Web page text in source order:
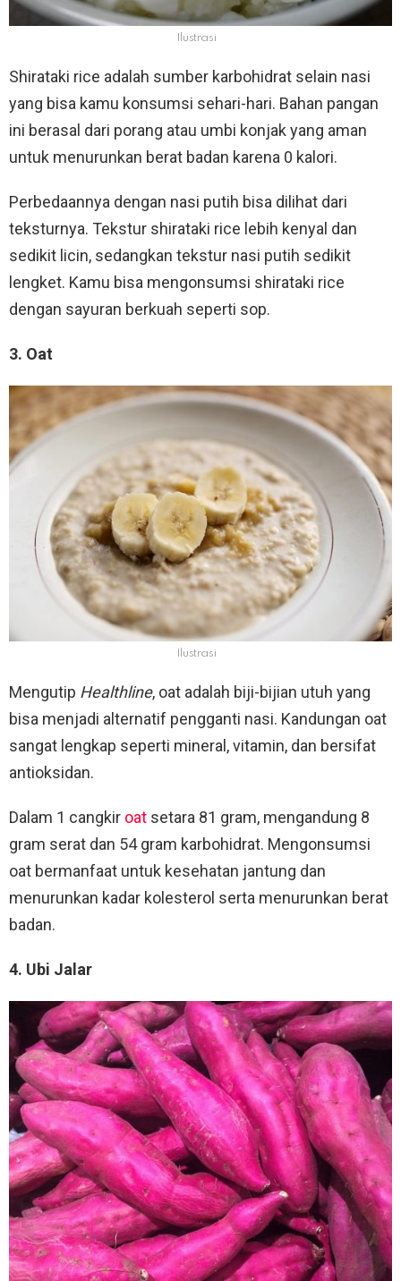
Ilustrasi
Shirataki rice adalah sumber karbohidrat selain nasi
yang bisa kamu konsumsi sehari-hari. Bahan pangan
ini berasal dari porang atau umbi konjak yang aman
untuk menurunkan berat badan karena 0 kalori.
Perbedaannya dengan nasi putih bisa dilihat dari
teksturnya. Tekstur shirataki rice lebih kenyal dan
sedikit licin, sedangkan tekstur nasi putih sedikit
lengket. Kamu bisa mengonsumsi shirataki rice
dengan sayuran berkuah seperti sop.
3. Oat
Ilustrasi
Mengutip Healthline, oat adalah biji-bijian utuh yang
bisa menjadi alternatif pengganti nasi. Kandungan oat
sangat lengkap seperti mineral, vitamin, dan bersifat
antioksidan.
Dalam 1 cangkir oat setara 81 gram, mengandung 8
gram serat dan 54 gram karbohidrat. Mengonsumsi
oat bermanfaat untuk kesehatan jantung dan
menurunkan kadar kolesterol serta menurunkan berat
badan.
4. Ubi Jalar